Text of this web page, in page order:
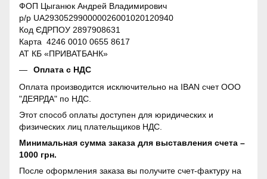
ФОП Цыганюк Андрей Владимирович
р/р UA293052990000026001020120940
Код ЄДРПОУ 2897908631
Карта 4246 0010 0655 8617
АТ КБ «ПРИВАТБАНК»
Оплата с НДС
Оплата производится исключительно на IBAN счет ООО
"ДЕЯРДА" по НДС.
Этот способ оплаты доступен для юридических и
физических лиц плательщиков НДС.
Минимальная сумма заказа для выставления счета –
1000 грн.
После оформления заказа вы получите счет-фактуру на